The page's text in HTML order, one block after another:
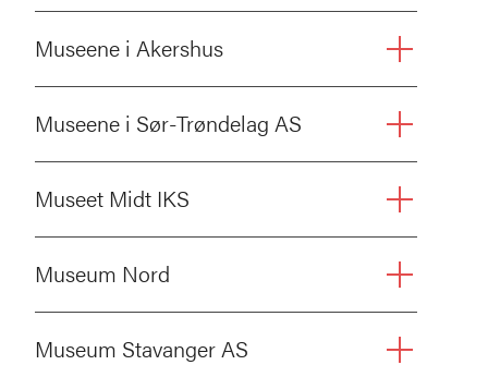
Museene i Akershus
Museene i Sør-Trøndelag AS
Museet Midt IKS
Museum Nord
Museum Stavanger AS